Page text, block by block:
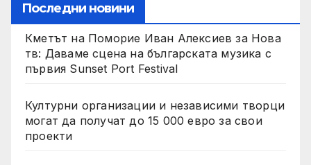
Последни новини
Кметът на Поморие Иван Алексиев за Нова
тв: Даваме сцена на българската музика с
първия Sunset Port Festival
Културни организации и независими творци
могат да получат до 15 000 евро за свои
проекти